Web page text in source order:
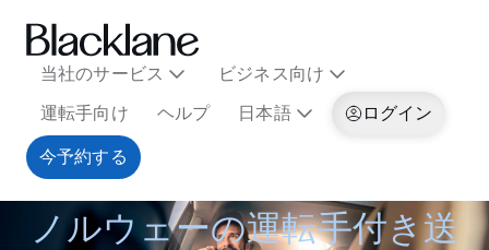
当社のサービス
ビジネス向け
運転手向け
ヘルプ 日本語
ログイン
今予約する
ノルウェーの運転手付き送